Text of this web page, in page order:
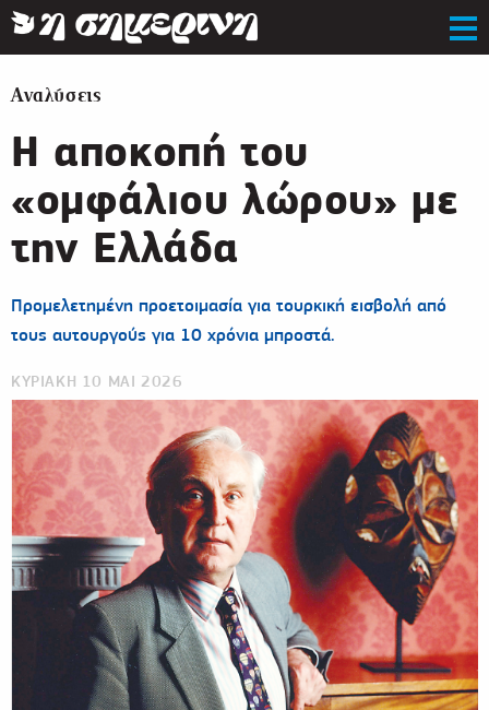
Αναλύσεις
Η αποκοπή του
«ομφάλιου λώρου» με
την Ελλάδα
Προμελετημένη προετοιμασία για τουρκική εισβολή από
τους αυτουργούς για 10 χρόνια μπροστά.
ΚΥΡΙΑΚΗ 10 ΜΑΙ 2026